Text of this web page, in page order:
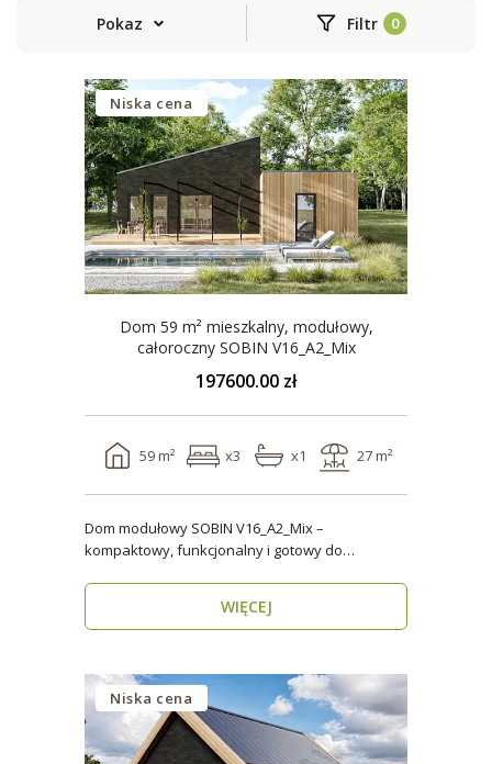
Pokaz Filtr
Niska cena
Dom 59 m² mieszkalny, modułowy,
całoroczny SOBIN V16_A2_Mix
197600.00 zł
59 m² x3 x1 27 m²
Dom modułowy SOBIN V16_A2_Mix –
kompaktowy, funkcjonalny i gotowy do
WIĘCEJ
Niska cena